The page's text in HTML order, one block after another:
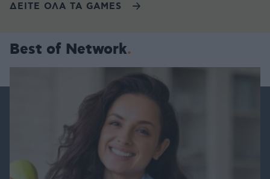
ΔΕΙΤΕ ΟΛΑ ΤΑ GAMES
Best of Network